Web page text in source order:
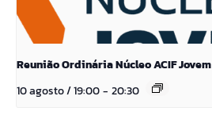
Reunião Ordinária Núcleo ACIF Jovem
10 agosto / 19:00- 20:30